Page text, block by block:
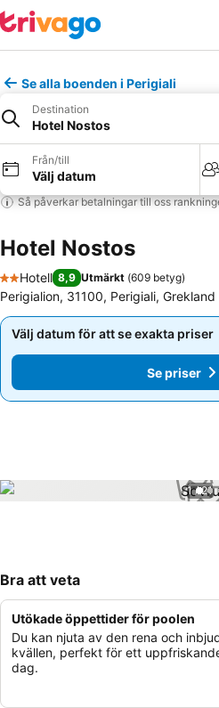
Se alla boenden i Perigiali
Destination
Hotel Nostos
Från/till
Välj datum
Så påverkar betalningar till oss
Hotel Nostos
2 Stjärnor
Hotell 8,9 Utmärkt (609 betyg)
Perigialion, 31100, Perigiali, Grekland
Välj datum för att se exakta priser
Se priser
Välj datum för att se exakta priser
Se priser
1 / 21
Bra att veta
Utökade öppettider för poolen
Du kan njuta av den rena och
kvällen, perfekt för ett
dag.